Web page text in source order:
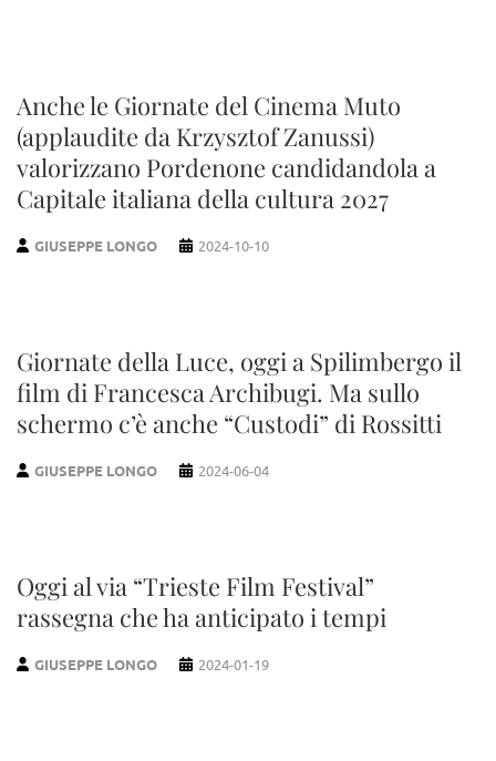
Anche le Giornate del Cinema Muto
(applaudite da Krzysztof Zanussi)
valorizzano Pordenone candidandola a
Capitale italiana della cultura 2027
GIUSEPPE LONGO 2024-10-10
Giornate della Luce, oggi a Spilimbergo il
film di Francesca Archibugi. Ma sullo
schermo c’è anche “Custodi” di Rossitti
GIUSEPPE LONGO 2024-06-04
Oggi al via “Trieste Film Festival”
rassegna che ha anticipato i tempi
GIUSEPPE LONGO 2024-01-19